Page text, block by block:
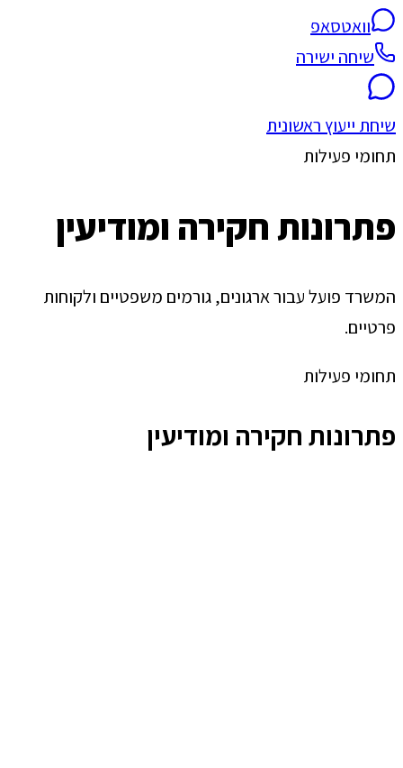
וואטסאפ
שיחה ישירה
שיחת ייעוץ ראשונית
תחומי פעילות
פתרונות חקירה ומודיעין
המשרד פועל עבור ארגונים, גורמים משפטיים ולקוחות
פרטיים.
תחומי פעילות
פתרונות חקירה ומודיעין